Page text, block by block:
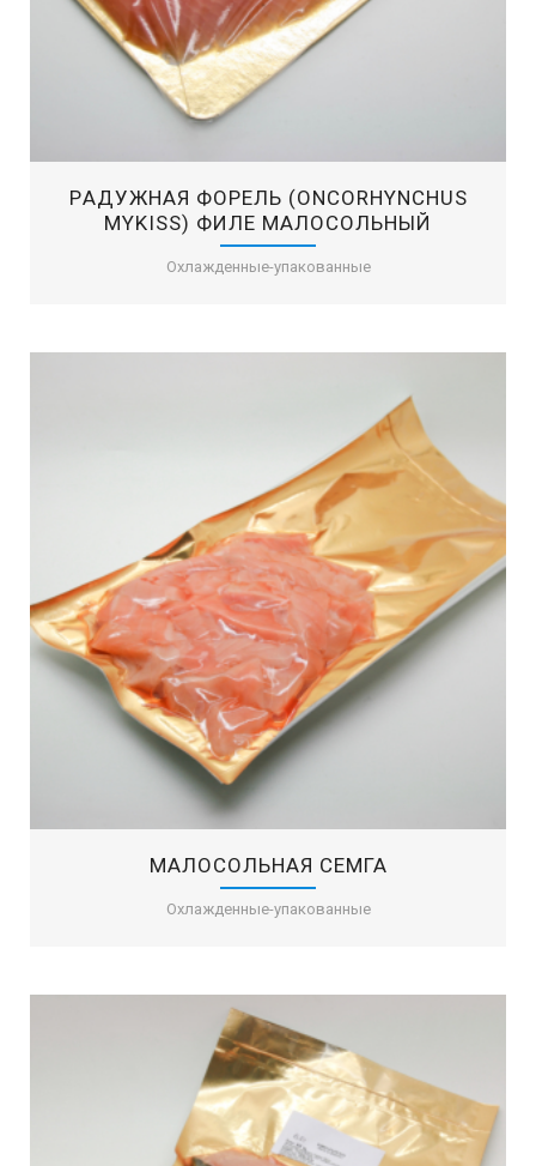
PАДУЖНАЯ ФОРЕЛЬ (ONCORHYNCHUS
MYKISS) ФИЛЕ МАЛОСОЛЬНЫЙ
Охлажденные-упакованные
MАЛОСОЛЬНАЯ СЕМГА
Охлажденные-упакованные